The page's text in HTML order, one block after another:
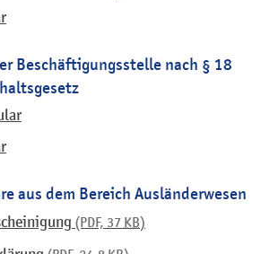
Beschäftigungsstelle nach § 18
aus dem Bereich Ausländerwesen
(PDF, 37KB)